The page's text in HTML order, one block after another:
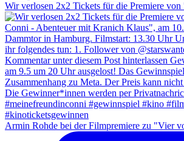
Wir verlosen 2x2 Tickets für die Premiere
Armin Rohde bei der Filmpremiere zu "Vier